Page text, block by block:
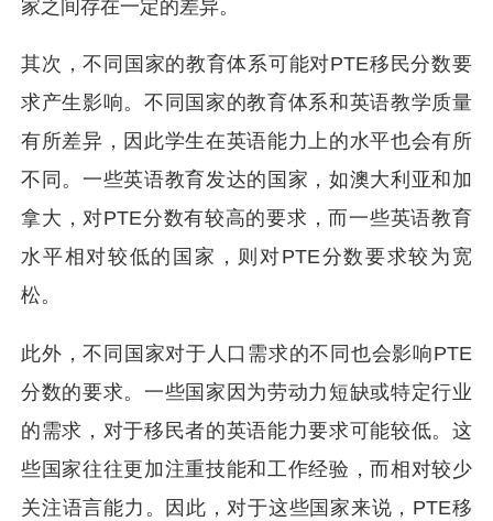
家之间存在一定的差异。
其次，不同国家的教育体系可能对PTE移民分数要
求产生影响。不同国家的教育体系和英语教学质量
有所差异，因此学生在英语能力上的水平也会有所
不同。一些英语教育发达的国家，如澳大利亚和加
拿大，对PTE分数有较高的要求，而一些英语教育
水平相对较低的国家，则对PTE分数要求较为宽
松。
此外，不同国家对于人口需求的不同也会影响PTE
分数的要求。一些国家因为劳动力短缺或特定行业
的需求，对于移民者的英语能力要求可能较低。这
些国家往往更加注重技能和工作经验，而相对较少
关注语言能力。因此，对于这些国家来说，PTE移